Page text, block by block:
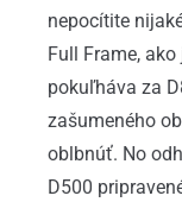
nepocítite
Full Frame,
pokuľháva za
zašumeného
oblbnúť. No
D500